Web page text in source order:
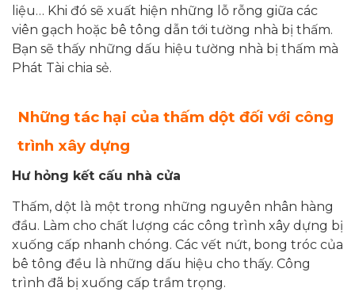
liệu… Khi đó sẽ xuất hiện những lỗ rỗng giữa các
viên gạch hoặc bê tông dẫn tới tường nhà bị thấm.
Bạn sẽ thấy những dấu hiệu tường nhà bị thấm mà
Phát Tài chia sẻ.
Những tác hại của thấm dột đối với công
trình xây dựng
Hư hỏng kết cấu nhà cửa
Thấm, dột là một trong những nguyên nhân hàng
đầu. Làm cho chất lượng các công trình xây dựng bị
xuống cấp nhanh chóng. Các vết nứt, bong tróc của
bê tông đều là những dấu hiệu cho thấy. Công
trình đã bị xuống cấp trầm trọng.